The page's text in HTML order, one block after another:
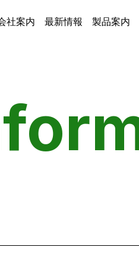
社案内 最新情報 製品案内